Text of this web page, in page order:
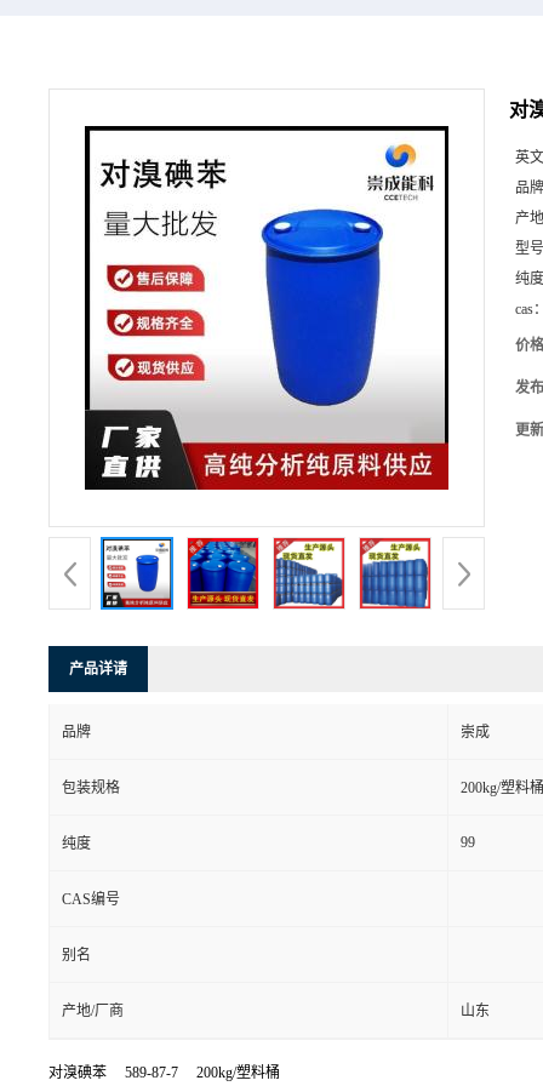
对
英
品
产
型
纯
cas
价
发
更
产品详请
品牌 崇成
包装规格 200kg/塑料桶
纯度 99
CAS编号
别名
产地/厂商 山东
对溴碘苯 589-87-7 200kg/塑料桶